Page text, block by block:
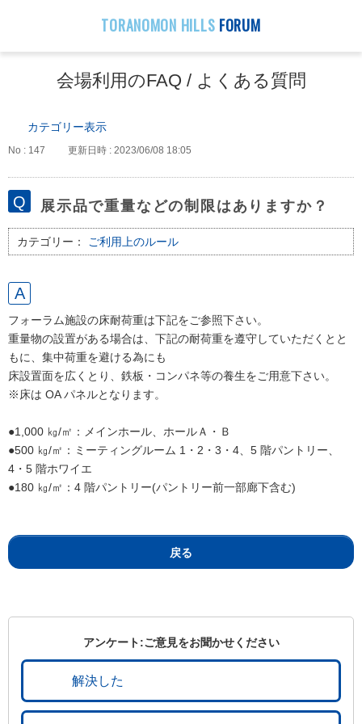
TORANOMON HILLS FORUM
会場利用のFAQ / よくある質問
カテゴリー表示
No : 147 更新日時 : 2023/06/08 18:05
展示品で重量などの制限はありますか？
カテゴリー： ご利用上のルール
フォーラム施設の床耐荷重は下記をご参照下さい。
重量物の設置がある場合は、下記の耐荷重を遵守していただくとと
もに、集中荷重を避ける為にも
床設置面を広くとり、鉄板・コンパネ等の養生をご用意下さい。
※床は OA パネルとなります。
●1,000 ㎏/㎡：メインホール、ホールＡ・Ｂ
●500 ㎏/㎡：ミーティングルーム 1・2・3・4、5 階パントリー、
4・5 階ホワイエ
●180 ㎏/㎡：4 階パントリー(パントリー前一部廊下含む)
戻る
アンケート:ご意見をお聞かせください
解決した